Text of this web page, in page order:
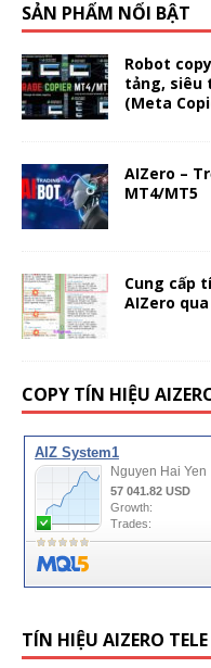
SẢN PHẨM NỔI BẬT
Robot
tảng, siêu
(Meta
AIZero –
MT4/MT5
Cung cấp
AIZero
COPY TÍN HIỆU
TÍN HIỆU AIZERO